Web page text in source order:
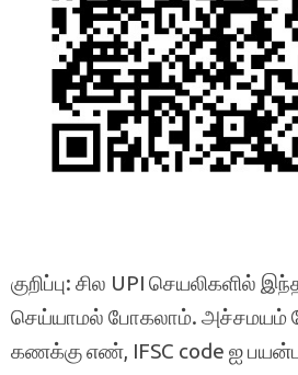
குறிப்பு: சில UPI செயலிகளில்
செய்யாமல் போகலாம். அச்சமயம்
கணக்கு எண், IFSC code ஐ